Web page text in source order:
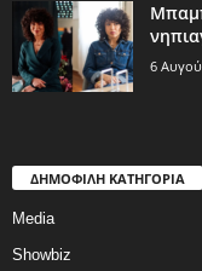
6
ΔΗΜΟΦΙΛΗ ΚΑΤΗΓΟΡΙΑ
Media
Showbiz